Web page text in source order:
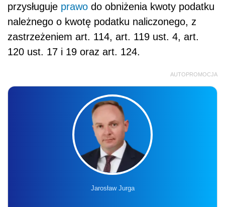
przysługuje prawo do obniżenia kwoty podatku
należnego o kwotę podatku naliczonego, z
zastrzeżeniem art. 114, art. 119 ust. 4, art.
120 ust. 17 i 19 oraz art. 124.
AUTOPROMOCJA
Jarosław Jurga